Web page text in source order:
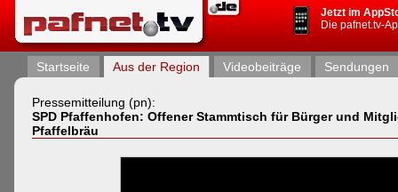
Jetzt im
Die pafnet.tv-
Startseite Aus der Region Videobeiträge Sendungen
Pressemitteilung (pn):
SPD Pfaffenhofen: Offener Stammtisch für Bürger und
Pfaffelbräu